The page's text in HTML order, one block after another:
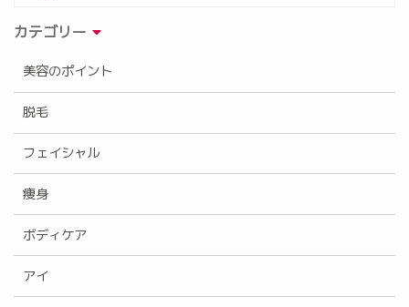
カテゴリー
美容のポイント
脱毛
フェイシャル
痩身
ボディケア
アイ